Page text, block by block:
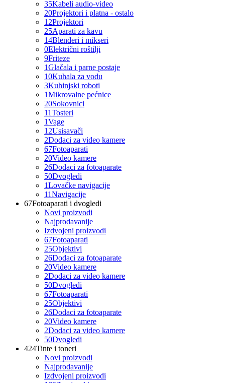
35Kabeli audio-video
20Projektori i platna - ostalo
12Projektori
25Aparati za kavu
14Blenderi i mikseri
0Električni roštilji
9Friteze
1Glačala i parne postaje
10Kuhala za vodu
3Kuhinjski roboti
1Mikrovalne pećnice
20Sokovnici
11Tosteri
1Vage
12Usisavači
2Dodaci za video kamere
67Fotoaparati
20Video kamere
26Dodaci za fotoaparate
50Dvogledi
1Lovačke navigacije
11Navigacije
67Fotoaparati i dvogledi
Novi proizvodi
Najprodavanije
Izdvojeni proizvodi
67Fotoaparati
25Objektivi
26Dodaci za fotoaparate
20Video kamere
2Dodaci za video kamere
50Dvogledi
67Fotoaparati
25Objektivi
26Dodaci za fotoaparate
20Video kamere
2Dodaci za video kamere
50Dvogledi
424Tinte i toneri
Novi proizvodi
Najprodavanije
Izdvojeni proizvodi